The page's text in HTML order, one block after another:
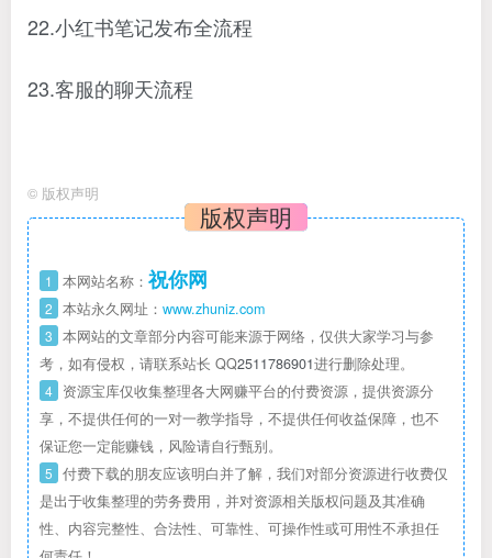
22.小红书笔记发布全流程
23.客服的聊天流程
© 版权声明
版权声明
1 本网站名称： 祝你网
2 本站永久网址： www.zhuniz.com
3 本网站的文章部分内容可能来源于网络，仅供大家学习与参
考，如有侵权，请联系站长 QQ2511786901进行删除处理。
4 资源宝库仅收集整理各大网赚平台的付费资源，提供资源分
享，不提供任何的一对一教学指导，不提供任何收益保障，也不
保证您一定能赚钱，风险请自行甄别。
5 付费下载的朋友应该明白并了解，我们对部分资源进行收费仅
是出于收集整理的劳务费用，并对资源相关版权问题及其准确
性、内容完整性、合法性、可靠性、可操作性或可用性不承担任